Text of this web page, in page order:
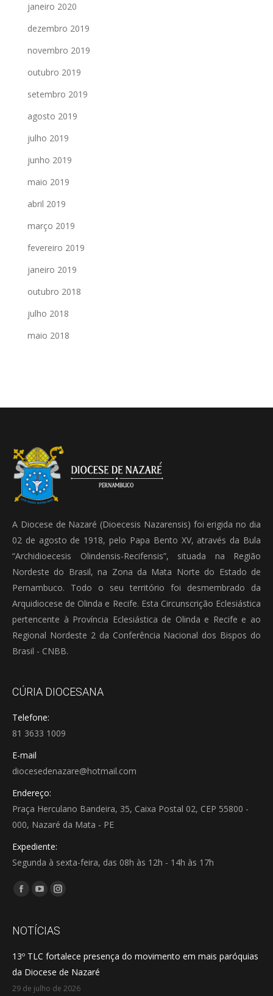
janeiro 2020
dezembro 2019
novembro 2019
outubro 2019
setembro 2019
agosto 2019
julho 2019
junho 2019
maio 2019
abril 2019
março 2019
fevereiro 2019
janeiro 2019
outubro 2018
julho 2018
maio 2018
A Diocese de Nazaré (Dioecesis Nazarensis) foi erigida no dia
02 de agosto de 1918, pelo Papa Bento XV, através da Bula
“Archidioecesis Olindensis-Recifensis”, situada na Região
Nordeste do Brasil, na Zona da Mata Norte do Estado de
Pernambuco. Todo o seu território foi desmembrado da
Arquidiocese de Olinda e Recife. Esta Circunscrição Eclesiástica
pertencente à Província Eclesiástica de Olinda e Recife e ao
Regional Nordeste 2 da Conferência Nacional dos Bispos do
Brasil - CNBB.
CÚRIA DIOCESANA
Telefone:
81 3633 1009
E-mail
diocesedenazare@hotmail.com
Endereço:
Praça Herculano Bandeira, 35, Caixa Postal 02, CEP 55800 -
000, Nazaré da Mata - PE
Expediente:
Segunda à sexta-feira, das 08h às 12h - 14h às 17h
Encontre-nos em:
Facebook
opens
new
window
YouTube
opens
new
window
Instagram
opens
new
window
NOTÍCIAS
13º TLC fortalece presença do movimento em mais paróquias
da Diocese de Nazaré
29 de julho de 2026